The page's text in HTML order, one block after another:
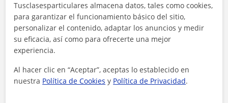
Tusclasesparticulares almacena datos, tales como cookies,
para garantizar el funcionamiento básico del sitio,
personalizar el contenido, adaptar los anuncios y medir
su eficacia, así como para ofrecerte una mejor
experiencia.
Al hacer clic en “Aceptar”, aceptas lo establecido en
nuestra Política de Cookies y Política de Privacidad.